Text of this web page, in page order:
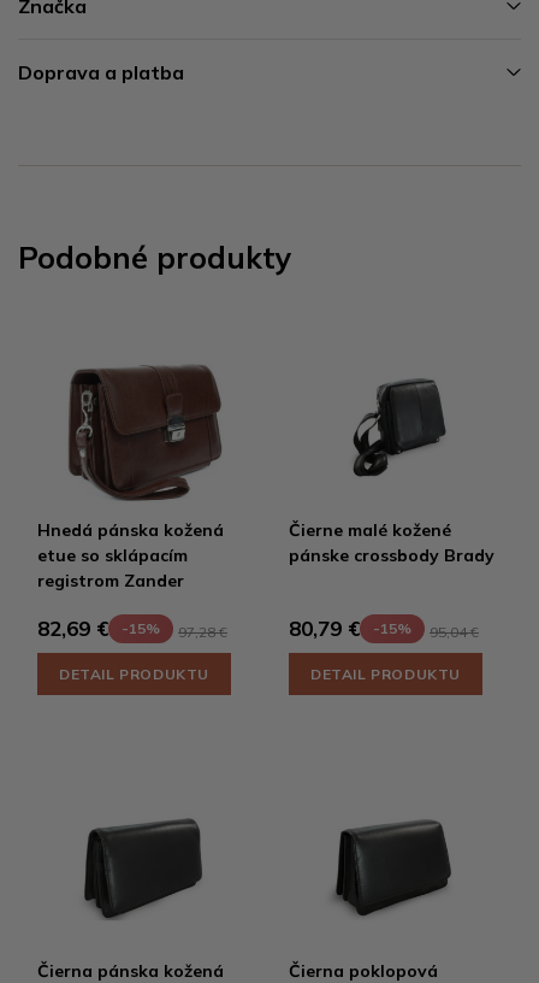
Značka
Doprava a platba
Podobné produkty
Hnedá pánska kožená
etue so sklápacím
registrom Zander
82,69 € -15% 97,28 €
DETAIL PRODUKTU
Čierne malé kožené
pánske crossbody Brady
80,79 € -15% 95,04 €
DETAIL PRODUKTU
Čierna pánska kožená
Čierna poklopová